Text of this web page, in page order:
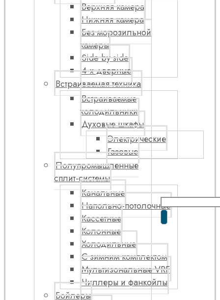
Верхняя камера
Нижняя камера
Без морозильной
камеры
Side by side
4-х дверные
Встраиваемая техника
Встраиваемые
холодильники
Духовые шкафы
Электрические
Газовые
Полупромышленные
сплит-системы
Канальные
Напольно-потолочные
Кассетные
Колонные
Холодильные
С зимним комплектом
Мультизональные VRF
Чиллеры и фанкойлы
Бойлеры